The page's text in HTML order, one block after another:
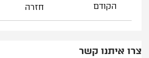
הקודם חזרה
צרו איתנו קשר